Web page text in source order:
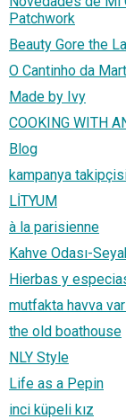
Patchwork
Beauty Gore the
O Cantinho da
Made by Ivy
COOKING WITH
Blog
kampanya
LİTYUM
à la parisienne
Kahve Odası-
Hierbas y
mutfakta havva
the old boathouse
NLY Style
Life as a Pepin
inci küpeli kız